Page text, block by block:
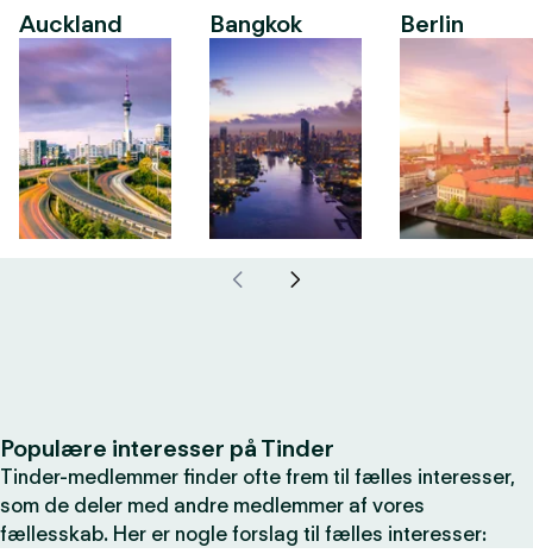
Auckland Bangkok Berlin
Populære interesser på Tinder
Tinder-medlemmer finder ofte frem til fælles interesser,
som de deler med andre medlemmer af vores
fællesskab. Her er nogle forslag til fælles interesser: